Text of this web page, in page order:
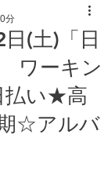
(土)「日
ワーキン
払い★高
☆アルバ
分